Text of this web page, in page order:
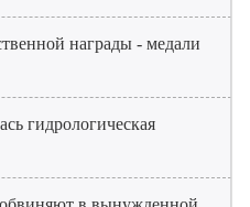
награды - медали
гидрологическая